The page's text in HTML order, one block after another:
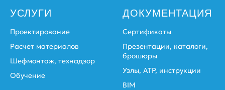
УСЛУГИ
Проектирование
Расчет материалов
Шефмонтаж, технадзор
Обучение
ДОКУМЕНТАЦИЯ
Сертификаты
Презентации, каталоги,
брошюры
Узлы, АТР, инструкции
BIM